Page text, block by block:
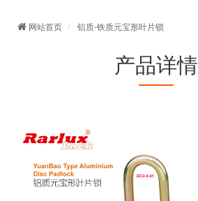
网站首页 铝质-铁质元宝形叶片锁
产品详情